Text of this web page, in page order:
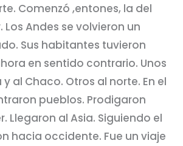
Comenzó ,entones, la del
Los Andes se volvieron un
Sus habitantes tuvieron
en sentido contrario. Unos
al Chaco. Otros al norte. En el
pueblos. Prodigaron
Llegaron al Asia. Siguiendo el
hacia occidente. Fue un viaje